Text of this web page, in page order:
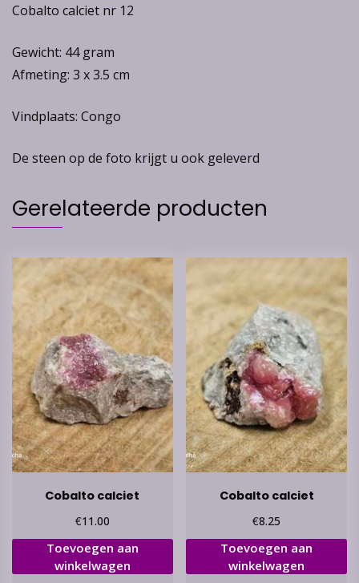
Cobalto calciet nr 12
Gewicht: 44 gram
Afmeting: 3 x 3.5 cm
Vindplaats: Congo
De steen op de foto krijgt u ook geleverd
Gerelateerde producten
Cobalto calciet
€11.00
Toevoegen aan
winkelwagen
Cobalto calciet
€8.25
Toevoegen aan
winkelwagen